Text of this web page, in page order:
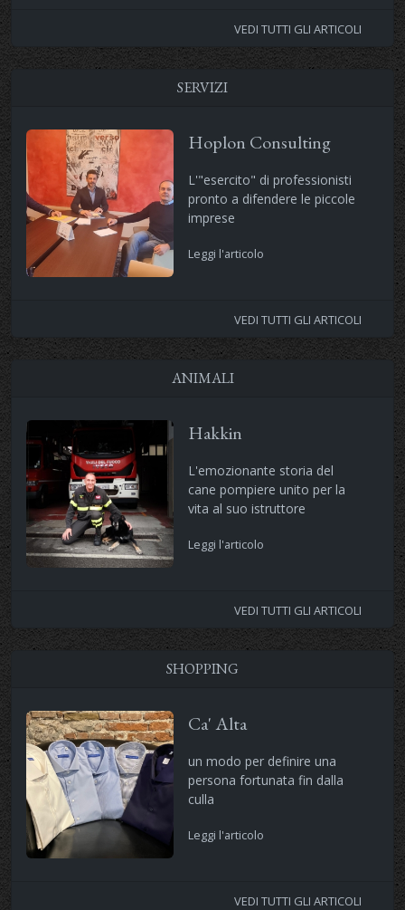
VEDI TUTTI GLI ARTICOLI
SERVIZI
Hoplon Consulting
L'"esercito" di professionisti
pronto a difendere le piccole
imprese
Leggi l'articolo
VEDI TUTTI GLI ARTICOLI
ANIMALI
Hakkin
L'emozionante storia del
cane pompiere unito per la
vita al suo istruttore
Leggi l'articolo
VEDI TUTTI GLI ARTICOLI
SHOPPING
Ca' Alta
un modo per definire una
persona fortunata fin dalla
culla
Leggi l'articolo
VEDI TUTTI GLI ARTICOLI